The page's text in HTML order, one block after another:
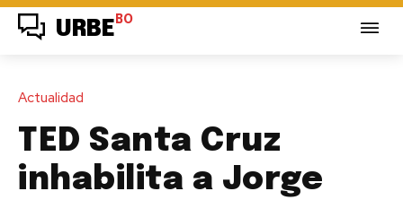
URBE BO
Actualidad
TED Santa Cruz
inhabilita a Jorge